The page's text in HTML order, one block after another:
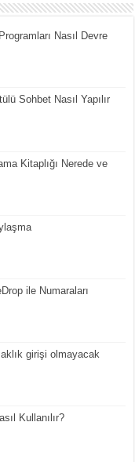
Nasıl Devre
Sohbet Nasıl Yapılır
Kitaplığı Nerede ve
ile Numaraları
girişi olmayacak
Kullanılır?